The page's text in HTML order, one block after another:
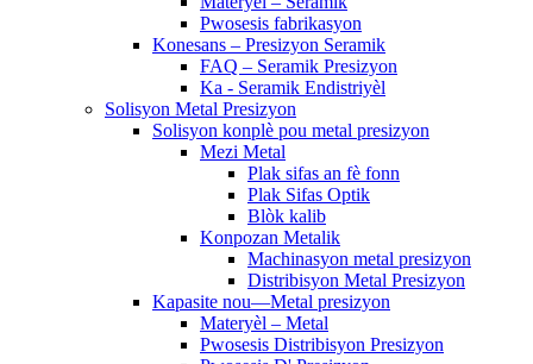
Pwosesis fabrikasyon
Konesans – Presizyon Seramik
FAQ – Seramik Presizyon
Ka - Seramik Endistriyèl
Solisyon Metal Presizyon
Solisyon konplè pou metal presizyon
Mezi Metal
Plak sifas an fè fonn
Plak Sifas Optik
Blòk kalib
Konpozan Metalik
Machinasyon metal presizyon
Distribisyon Metal Presizyon
Kapasite nou—Metal presizyon
Materyèl – Metal
Pwosesis Distribisyon Presizyon